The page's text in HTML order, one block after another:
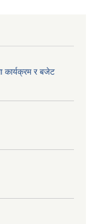
कार्यक्रम र बजेट